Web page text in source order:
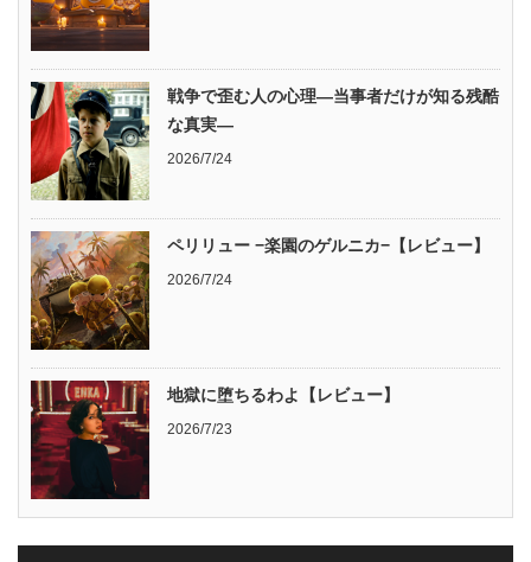
戦争で歪む人の心理―当事者だけが知る残酷
な真実―
2026/7/24
ペリリュー −楽園のゲルニカ−【レビュー】
2026/7/24
地獄に堕ちるわよ【レビュー】
2026/7/23